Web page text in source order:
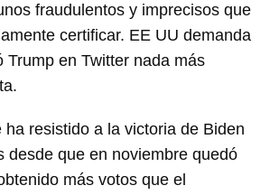
fraudulentos y imprecisos que
certificar. EE UU demanda
Trump en Twitter nada más
ha resistido a la victoria de Biden
desde que en noviembre quedó
más votos que el